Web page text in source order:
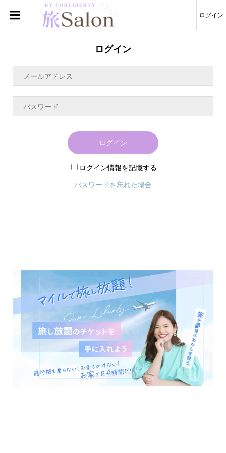
ログイン
ログイン
ログイン
ログイン情報を記憶する
パスワードを忘れた場合